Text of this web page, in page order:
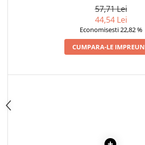
57,71 Lei
44,54 Lei
Economisesti 22,82 %
CUMPARA-LE